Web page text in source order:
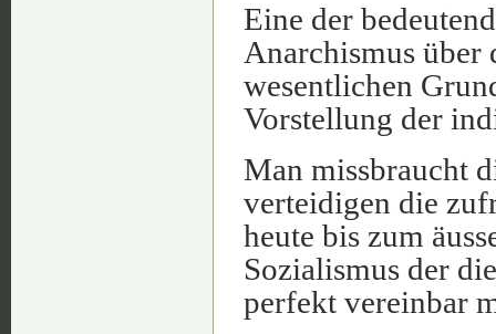
Eine der
Anarchismus über
wesentlichen
Vorstellung der
Man missbraucht
verteidigen die
heute bis zum
Sozialismus der
perfekt vereinbar